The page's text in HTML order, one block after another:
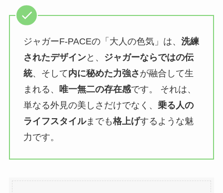
ジャガーF-PACEの「大人の色気」は、 洗練
されたデザインと、
ジャガーならではの伝
統、そして内に秘めた力強さ が融合して生
まれる、 唯一無二の存在感です。 それは、
単なる外見の美しさだけでなく、 乗る人の
ライフスタイルまでも格上げするような魅
力です。